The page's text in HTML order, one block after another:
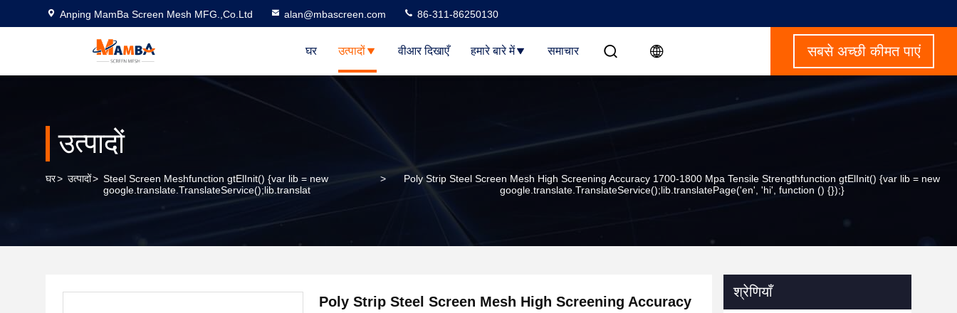
Anping MamBa Screen Mesh MFG.,Co.Ltd alan@mbascreen.com 86-311-86250130
घर उत्पादों वीआर दिखाएँ हमारे बारे में समाचार सबसे अच्छी कीमत पाएं
उत्पादों
घर> उत्पादों> Steel Screen Meshfunction gtElInit() {var lib = new
google.translate.TranslateService();lib.translat
>
Poly Strip Steel Screen Mesh High Screening Accuracy 1700-1800 Mpa Tensile Strengthfunction gtElInit() {var lib = new
google.translate.TranslateService();lib.translatePage('en', 'hi', function () {});}
Poly Strip Steel Screen Mesh High Screening Accuracy
श्रेणियाँ